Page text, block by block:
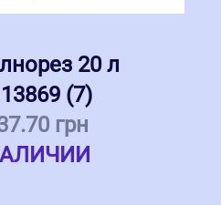
20 л
(7)
грн